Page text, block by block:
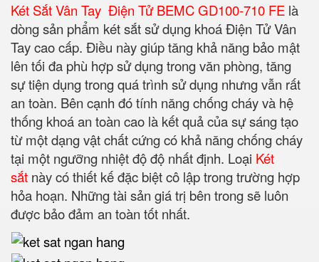
Két Sắt Vân Tay Điện Tử BEMC GD100-710 FE là
dòng sản phẩm két sắt sử dụng khoá Điện Tử Vân
Tay cao cấp. Điều này giúp tăng khả năng bảo mật
lên tối đa phù hợp sử dụng trong văn phòng, tăng
sự tiện dụng trong quá trình sử dụng nhưng vẫn rất
an toàn. Bên cạnh đó tính năng chống cháy và hệ
thống khoá an toàn cao là kết quả của sự sáng tạo
từ một dạng vật chất cứng có khả năng chống cháy
tại một ngưỡng nhiệt độ độ nhất định. Loại Két
sắt này có thiết kế đặc biệt cô lập trong trường hợp
hỏa hoạn. Những tài sản giá trị bên trong sẽ luôn
được bảo đảm an toàn tốt nhất.